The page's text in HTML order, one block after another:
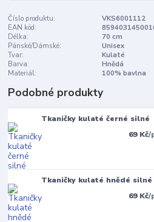
Číslo produktu:
VKS6001112
EAN kód:
Délka:
70 cm
Pánské/Dámské:
Unisex
Tvar:
Kulaté
Barva:
Hnědá
Materiál:
100% bavlna
Podobné produkty
Tkaničky kulaté černé silné
69 Kč/
Tkaničky kulaté hnědé silné
69 Kč/